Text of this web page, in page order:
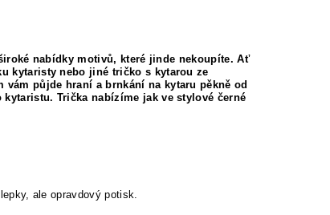
nabídky motivů, které jinde nekoupíte. Ať
kytaristy nebo jiné tričko s kytarou ze
půjde hraní a brnkání na kytaru pěkně od
Trička nabízíme jak ve stylové černé
ale opravdový potisk.